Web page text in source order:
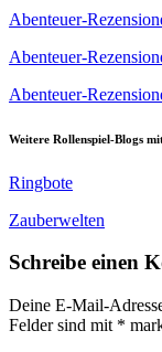
Abenteuer-
Abenteuer-
Abenteuer-
Weitere Rollenspiel-Blogs
Ringbote
Zauberwelten
Schreibe einen
Deine E-Mail-
Felder sind mit *